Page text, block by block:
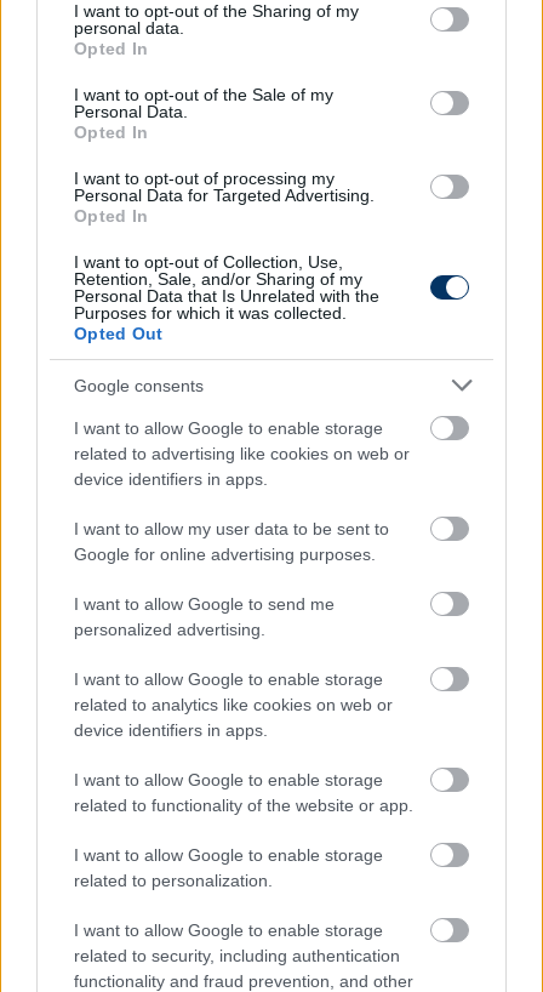
not limited to your visit or usage behaviour. You may click to
grant or deny consent to Google and its third-party tags to
use your data for below specified purposes in below Google
consent section.
I want to opt-out of the Sharing of my
personal data.
Opted In
I want to opt-out of the Sale of my
Personal Data.
Opted In
I want to opt-out of processing my
Personal Data for Targeted Advertising.
Opted In
I want to opt-out of Collection, Use,
Retention, Sale, and/or Sharing of my
Personal Data that Is Unrelated with the
Purposes for which it was collected.
Opted Out
Google consents
I want to allow Google to enable storage
related to advertising like cookies on web or
device identifiers in apps.
I want to allow my user data to be sent to
Google for online advertising purposes.
I want to allow Google to send me
personalized advertising.
I want to allow Google to enable storage
related to analytics like cookies on web or
device identifiers in apps.
I want to allow Google to enable storage
related to functionality of the website or app.
I want to allow Google to enable storage
related to personalization.
I want to allow Google to enable storage
related to security, including authentication
functionality and fraud prevention, and other
Légiósok: Egyre biztosabb, melyik
lesz Kerkez új klubja - Angliában azt
írják, megkezdődtek a tárgyalások
A Caught Offside úgy értesült, hogy a Liverpool
megkezdte a tárgyalásokat Kerkez képviselőivel.
Szoboszlai klubja hajlandó kifizetni a Bournemouth
Elolvasom
Itt állíthatod be, hogy a Csakfoci az elsők
Link másolása
CÍMKÉK: #KÜLFÖLDI FOCI #LÉGIÓSOK
#MLS
#SALLÓI DÁNIEL
#SPORTING KANSAS CITY
Autópiac